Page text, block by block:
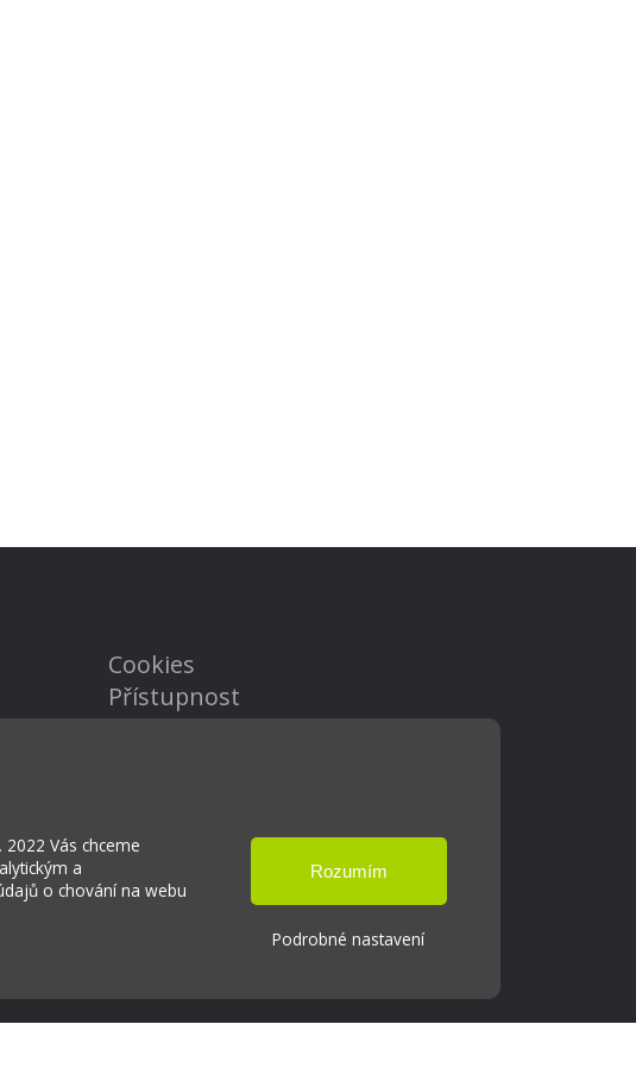
Vás chceme
a
o chování na webu
Podrobné nastavení
Cookies
Přístupnost
Přihlášení